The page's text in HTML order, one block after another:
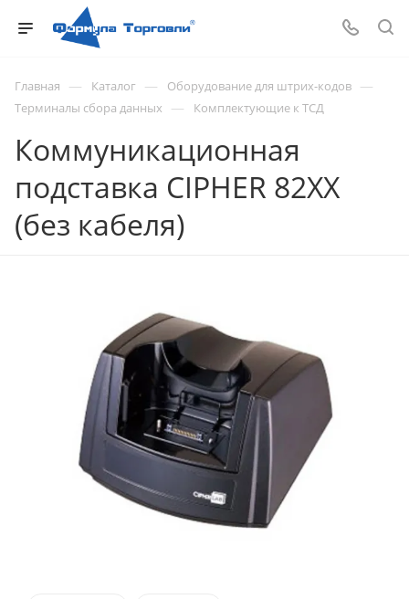
Главная — Каталог — Оборудование для штрих-кодов —
Терминалы сбора данных — Комплектующие к ТСД
Коммуникационная
подставка CIPHER 82XX
(без кабеля)